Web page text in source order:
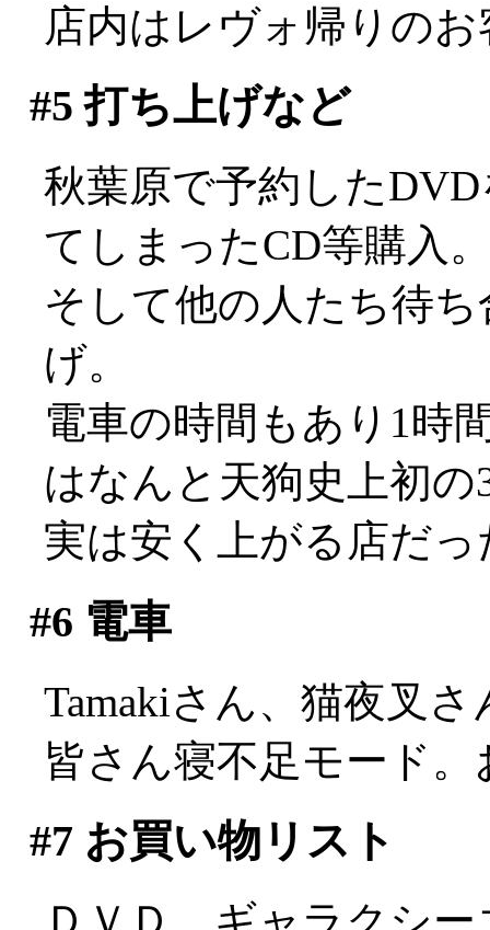
店内はレヴォ帰りの
#5 打ち上げなど
秋葉原で予約した
てしまったCD等購入
そして他の人たち待
げ。
電車の時間もあり1時
はなんと天狗史上初の
実は安く上がる店だ
#6 電車
Tamakiさん、猫夜叉
皆さん寝不足モード
#7 お買い物リスト